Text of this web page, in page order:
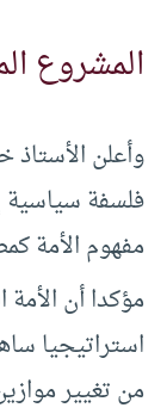
المشروع
وأعلن
فلسفة سياسية
مفهوم الأمة
مؤكدا أن
استراتيجيا
من تغيير